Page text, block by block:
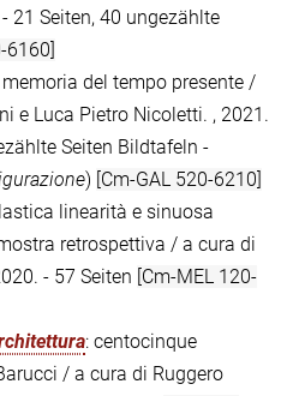
21 Seiten, 40 ungezählte
6160]
memoria del tempo presente /
e Luca Pietro Nicoletti. , 2021.
Seiten Bildtafeln -
) [Cm-GAL 520-6210]
linearità e sinuosa
retrospettiva / a cura di
- 57 Seiten [Cm-MEL 120-
: centocinque
/ a cura di Ruggero